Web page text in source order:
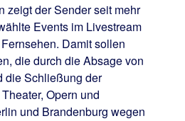
zeigt der Sender seit mehr
Events im Livestream
Damit sollen
die durch die Absage von
die Schließung der
Opern und
und Brandenburg wegen